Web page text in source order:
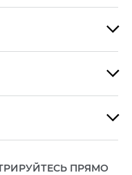



ПРЯМО